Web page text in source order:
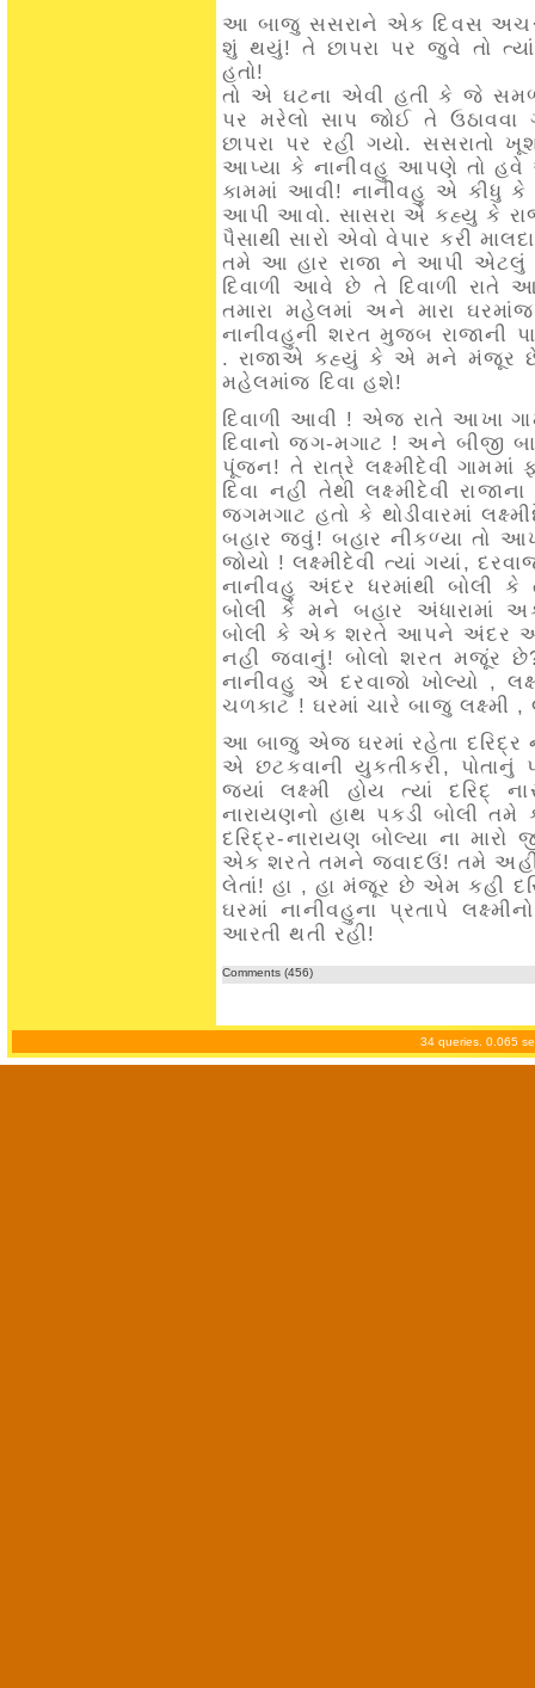
આ બાજુ સસરાને એક દિવસ
શું થયું! તે છાપરા પર જુવે તો
હતો!
તો એ ઘટના એવી હતી કે જે
પર મરેલો સાપ જોઈ તે ઉઠાવવા
છાપરા પર રહી ગયો. સસરાતો
આપ્યા કે નાનીવહુ આપણે તો હવે
કામમાં આવી! નાનીવહુ એ કીધુ
આપી આવો. સાસરા એ કહ્યુ કે
પૈસાથી સારો એવો વેપાર કરી
તમે આ હાર રાજા ને આપી
દિવાળી આવે છે તે દિવાળી રાતે
તમારા મહેલમાં અને મારા
નાનીવહુની શરત મુજબ રાજાની
. રાજાએ કહ્યું કે એ મને મંજૂર છે
મહેલમાંજ દિવા હશે!
દિવાળી આવી ! એજ રાતે આખા
દિવાનો જગ-મગાટ ! અને બીજી
પૂંજન! તે રાત્રે લક્ષ્મીદેવી
દિવા નહી તેથી લક્ષ્મીદેવી
જગમગાટ હતો કે થોડીવારમાં
બહાર જવું! બહાર નીકળ્યા તો
જોયો ! લક્ષ્મીદેવી ત્યાં ગયાં,
નાનીવહુ અંદર ધરમાંથી બોલી કે
બોલી કે મને બહાર અંધારામાં
બોલી કે એક શરતે આપને અંદર
નહી જવાનું! બોલો શરત મજૂંર
નાનીવહુ એ દરવાજો ખોલ્યો ,
ચળકાટ ! ઘરમાં ચારે બાજુ લક્ષ્મી ,
આ બાજુ એજ ઘરમાં રહેતા દરિદ્ર
એ છટકવાની યુકતીકરી, પોતાનું
જ્યાં લક્ષ્મી હોય ત્યાં દરિદ્
નારાયણનો હાથ પકડી બોલી તમે
દરિદ્ર-નારાયણ બોલ્યા ના
એક શરતે તમને જવાદઉં! તમે
લેતાં! હા , હા મંજૂર છે એમ કહી
ઘરમાં નાનીવહુના પ્રતાપે
આરતી થતી રહી!
Comments (456)
34 queries. 0.065